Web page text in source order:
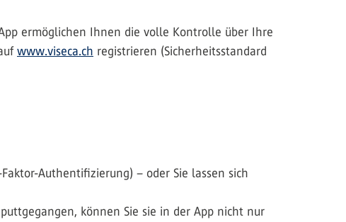
ermöglichen Ihnen die volle Kontrolle über Ihre
www.viseca.ch registrieren (Sicherheitsstandard
Authentifizierung) – oder Sie lassen sich
können Sie sie in der App nicht nur